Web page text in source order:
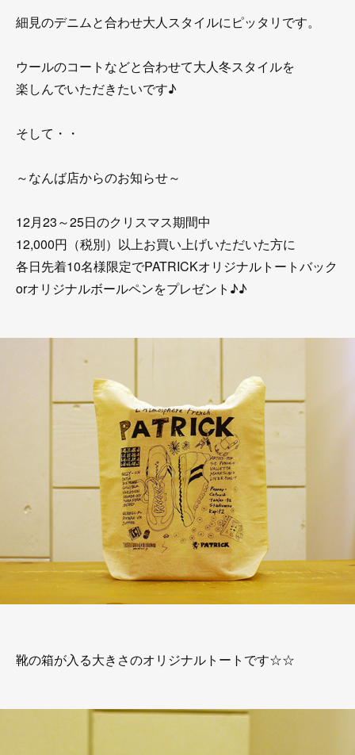
細見のデニムと合わせ大人スタイルにピッタリです。
ウールのコートなどと合わせて大人冬スタイルを
楽しんでいただきたいです♪
そして・・
～なんば店からのお知らせ～
12月23～25日のクリスマス期間中
12,000円（税別）以上お買い上げいただいた方に
各日先着10名様限定でPATRICKオリジナルトートバック
orオリジナルボールペンをプレゼント♪♪
靴の箱が入る大きさのオリジナルトートです☆☆